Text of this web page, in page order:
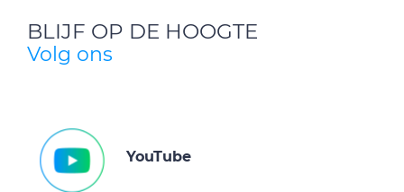
BLIJF OP DE HOOGTE
Volg ons
YouTube